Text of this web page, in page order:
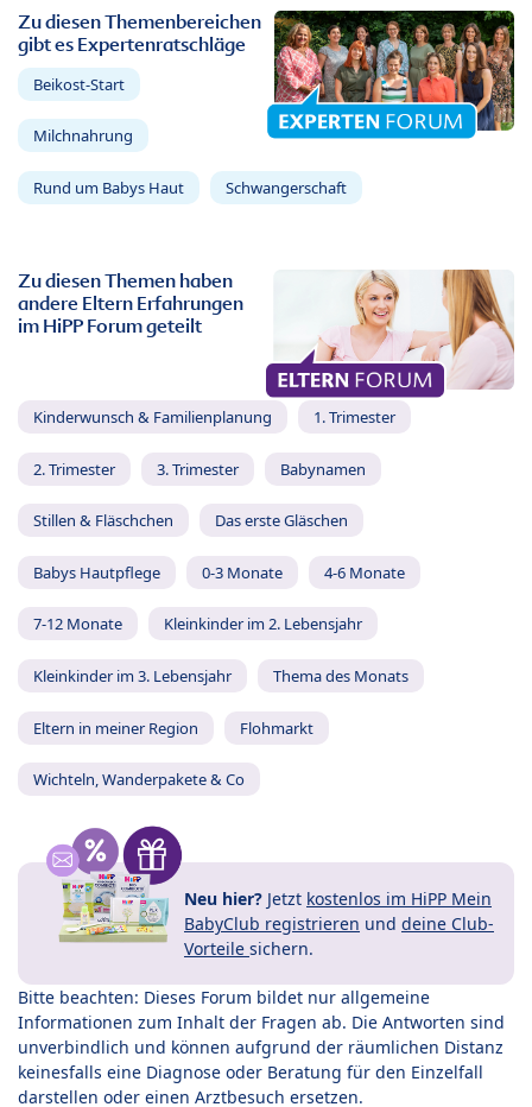
Zu diesen Themenbereichen
gibt es Expertenratschläge
Beikost-Start
Milchnahrung
Rund um Babys Haut Schwangerschaft
Zu diesen Themen haben
andere Eltern Erfahrungen
im HiPP Forum geteilt
Kinderwunsch & Familienplanung 1. Trimester
2. Trimester 3. Trimester Babynamen
Stillen & Fläschchen Das erste Gläschen
Babys Hautpflege 0-3 Monate 4-6 Monate
7-12 Monate Kleinkinder im 2. Lebensjahr
Kleinkinder im 3. Lebensjahr Thema des Monats
Eltern in meiner Region Flohmarkt
Wichteln, Wanderpakete & Co
Neu hier? Jetzt kostenlos im HiPP Mein
BabyClub registrieren und deine Club-
Vorteile sichern.
Bitte beachten: Dieses Forum bildet nur allgemeine
Informationen zum Inhalt der Fragen ab. Die Antworten sind
unverbindlich und können aufgrund der räumlichen Distanz
keinesfalls eine Diagnose oder Beratung für den Einzelfall
darstellen oder einen Arztbesuch ersetzen.